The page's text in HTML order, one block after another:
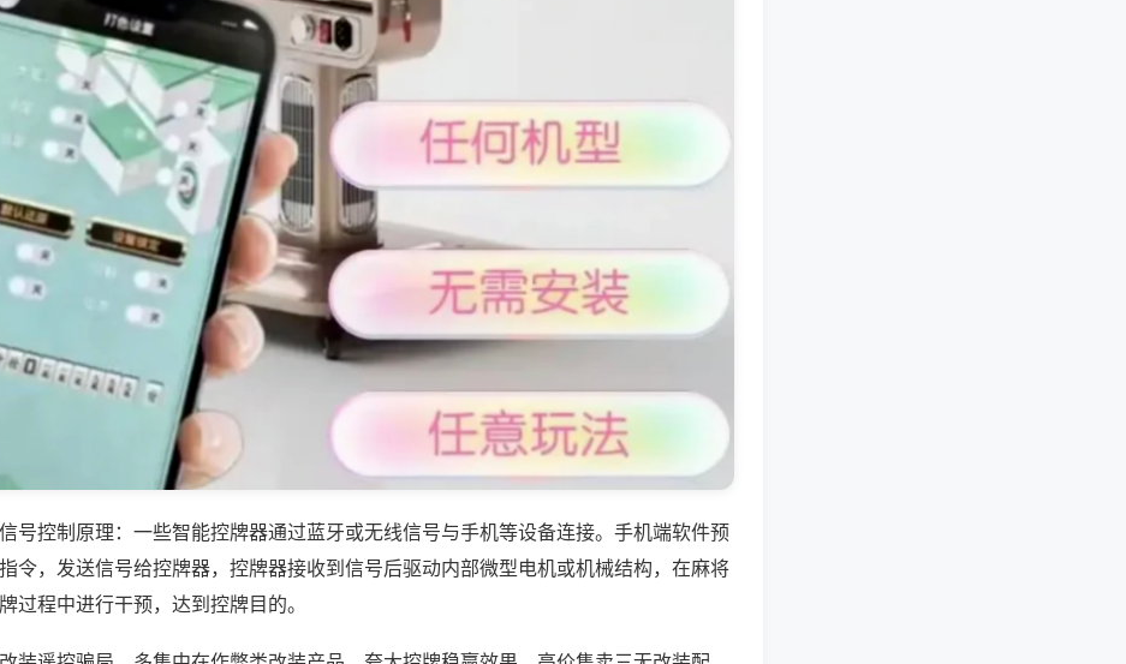
号控制原理：一些智能控牌器通过蓝牙或无线信号与手机等设备连接。手机端软件预
令，发送信号给控牌器，控牌器接收到信号后驱动内部微型电机或机械结构，在麻将
过程中进行干预，达到控牌目的。